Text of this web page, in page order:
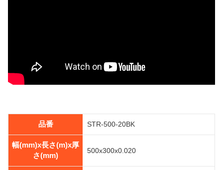
品番 STR-500-20BK
幅(mm)x長さ(m)x厚
さ(mm)
500x300x0.020